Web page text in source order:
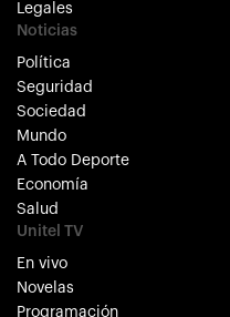
Legales
Noticias
Política
Seguridad
Sociedad
Mundo
A Todo Deporte
Economía
Salud
Unitel TV
En vivo
Novelas
Programación